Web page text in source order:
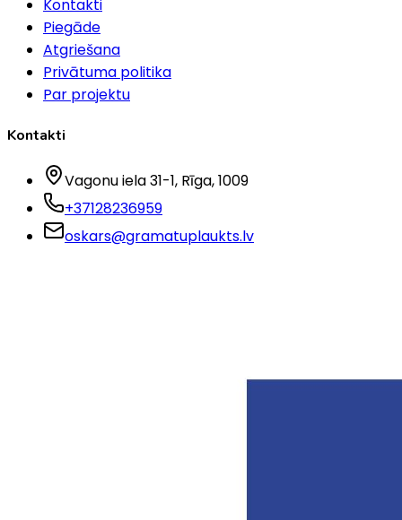
Kontakti
Piegāde
Atgriešana
Privātuma politika
Par projektu
Kontakti
Vagonu iela 31-1, Rīga, 1009
+37128236959
oskars@gramatuplaukts.lv